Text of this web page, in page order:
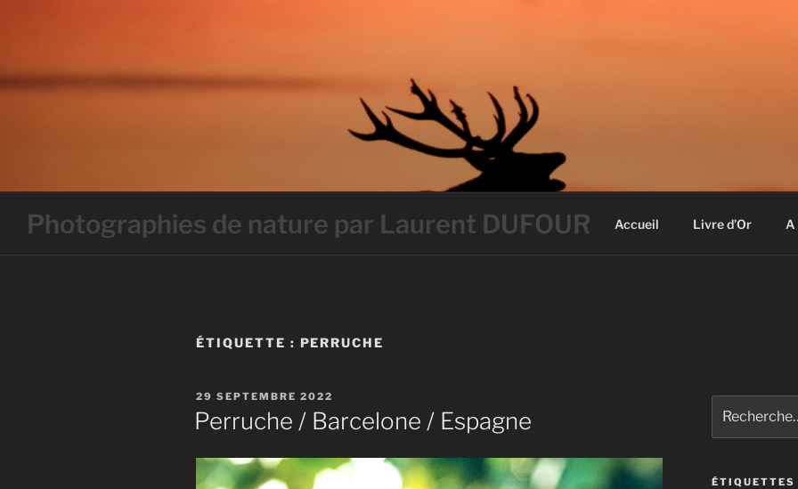
Photographies de nature par Laurent DUFOUR Accueil Livre d’Or A
ÉTIQUETTE : PERRUCHE
PUBLIÉ
LE
29 SEPTEMBRE 2022
Perruche / Barcelone / Espagne
pour
:
ÉTIQUETTES